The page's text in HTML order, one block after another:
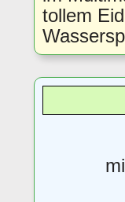
tollem